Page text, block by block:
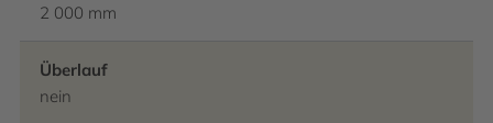
2 000 mm
Überlauf
nein